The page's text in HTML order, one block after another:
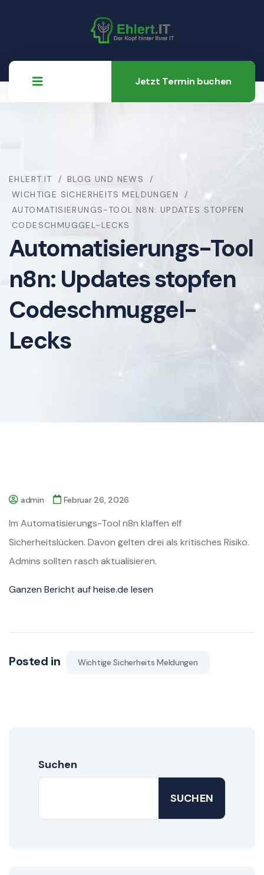
Jetzt Termin buchen
EHLERT.IT
BLOG UND NEWS
WICHTIGE SICHERHEITS MELDUNGEN
AUTOMATISIERUNGS-TOOL N8N: UPDATES STOPFEN
CODESCHMUGGEL-LECKS
Automatisierungs-Tool
n8n: Updates stopfen
Codeschmuggel-
Lecks
admin Februar 26, 2026
Im Automatisierungs-Tool n8n klaffen elf
Sicherheitslücken. Davon gelten drei als kritisches Risiko.
Admins sollten rasch aktualisieren.
Ganzen Bericht auf heise.de lesen
Posted in Wichtige Sicherheits Meldungen
Suchen
SUCHEN